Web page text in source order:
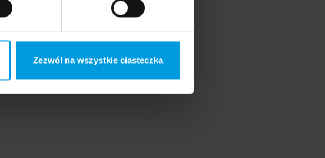
Zezwól na wszystkie ciasteczka